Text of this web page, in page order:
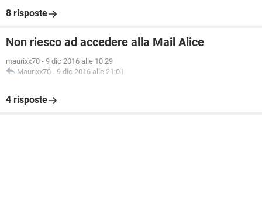
8 risposte
Non riesco ad accedere alla Mail Alice
maurixx70 - 9 dic 2016 alle 10:29
Maurixx70 - 9 dic 2016 alle 21:01
4 risposte